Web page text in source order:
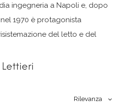
ingegneria a Napoli e, dopo
1970 è protagonista
del letto e del
Rilevanza